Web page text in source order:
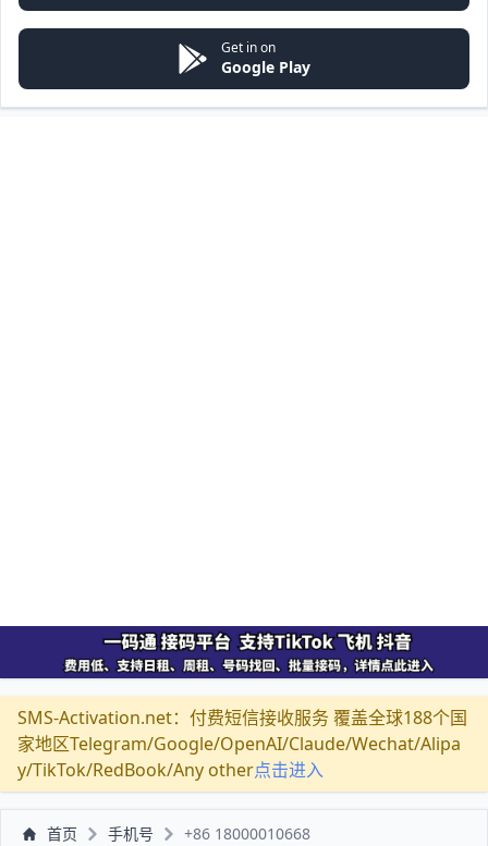
Get in on
Google Play
SMS-Activation.net：付费短信接收服务 覆盖全球188个国
家地区Telegram/Google/OpenAI/Claude/Wechat/Alipa
y/TikTok/RedBook/Any other点击进入
首页 手机号 +86 18000010668